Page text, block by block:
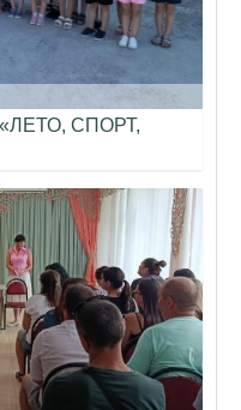
«ЛЕТО, СПОРТ,